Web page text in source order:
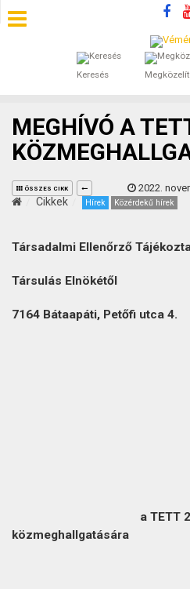
Keresés
SZÁLLÁSOK
ÁLTALÁNOS
KINCSES BARANYA
MEGHÍVÓ A
ÖSSZES CIKK 2022.
Cikkek Hírek Közérdekű hírek
Társadalmi Ellenőrző
Társulás Elnökétől
7164 Bátaapáti, Petőfi utca 4.
a TETT
közmeghallgatására